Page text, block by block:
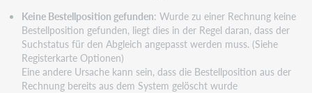
Keine Bestellposition gefunden: Wurde zu einer Rechnung keine
Bestellposition gefunden, liegt dies in der Regel daran, dass der
Suchstatus für den Abgleich angepasst werden muss. (Siehe
Registerkarte Optionen)
Eine andere Ursache kann sein, dass die Bestellposition aus der
Rechnung bereits aus dem System gelöscht wurde